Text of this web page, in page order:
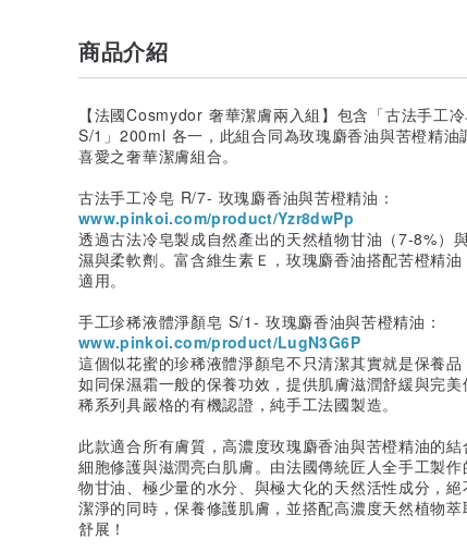
商品介紹
【法國Cosmydor 奢華潔膚兩入組】包含「古法手工
S/1」200ml 各一，此組合同為玫瑰麝香油與苦橙精
喜愛之奢華潔膚組合。
古法手工冷皂 R/7- 玫瑰麝香油與苦橙精油：
www.pinkoi.com/product/Yzr8dwPp
透過古法冷皂製成自然產出的天然植物甘油（7-8%）
濕與柔軟劑。富含維生素Ｅ，玫瑰麝香油搭配苦橙精
適用。
手工珍稀液體淨顏皂 S/1- 玫瑰麝香油與苦橙精油：
www.pinkoi.com/product/LugN3G6P
這個似花蜜的珍稀液體淨顏皂不只清潔其實就是保養
如同保濕霜一般的保養功效，提供肌膚滋潤舒緩與完
稀系列具嚴格的有機認證，純手工法國製造。
此款適合所有膚質，高濃度玫瑰麝香油與苦橙精油的
細胞修護與滋潤亮白肌膚。由法國傳統匠人全手工製
物甘油、極少量的水分、與極大化的天然活性成分，
潔淨的同時，保養修護肌膚，並搭配高濃度天然植物
舒展！